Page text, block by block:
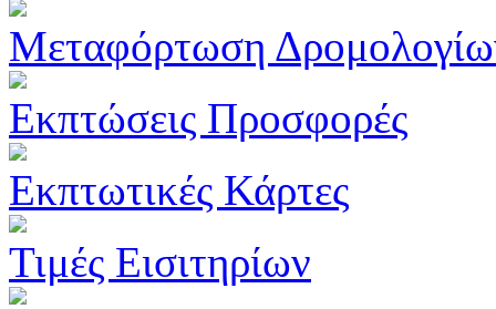
Μεταφόρτωση
Εκπτώσεις Προσφορές
Εκπτωτικές Κάρτες
Τιμές Εισιτηρίων